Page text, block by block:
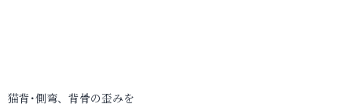
猫背･側弯、背骨の歪みを